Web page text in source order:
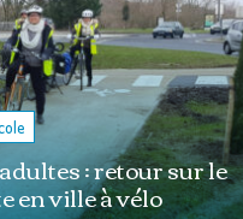
: retour sur le
en ville à vélo